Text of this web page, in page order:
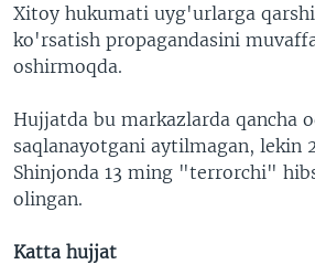
Xitoy hukumati uyg'urlarga
ko'rsatish propagandasini
oshirmoqda.
Hujjatda bu markazlarda qancha
saqlanayotgani aytilmagan, lekin
Shinjonda 13 ming "terrorchi"
olingan.
Katta hujjat